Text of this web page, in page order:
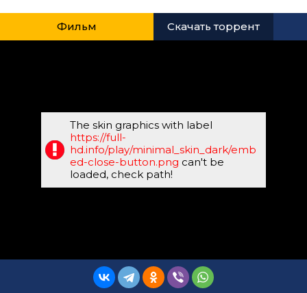
Фильм Скачать торрент
The skin graphics with label
https://full-
hd.info/play/minimal_skin_dark/emb
ed-close-button.png can't be
loaded, check path!